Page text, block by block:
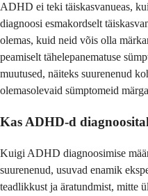
ADHD ei teki täiskasvanueas,
diagnoosi esmakordselt
olemas, kuid neid võis olla
peamiselt tähelepanematuse
muutused, näiteks suurenenud
olemasolevaid sümptomeid
Kas ADHD-d
Kuigi ADHD diagnoosimise
suurenenud, usuvad enamik
teadlikkust ja äratundmist, mitte